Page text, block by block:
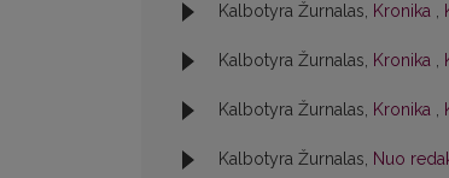
Kalbotyra Žurnalas, Kronika ,
Kalbotyra Žurnalas, Kronika ,
Kalbotyra Žurnalas, Kronika ,
Kalbotyra Žurnalas, Nuo